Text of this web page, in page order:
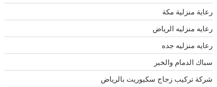
رعاية منزلية مكة
رعايه منزليه الرياض
رعايه منزليه جده
سباك الدمام والخبر
شركة تركيب زجاج سكيوريت بالرياض